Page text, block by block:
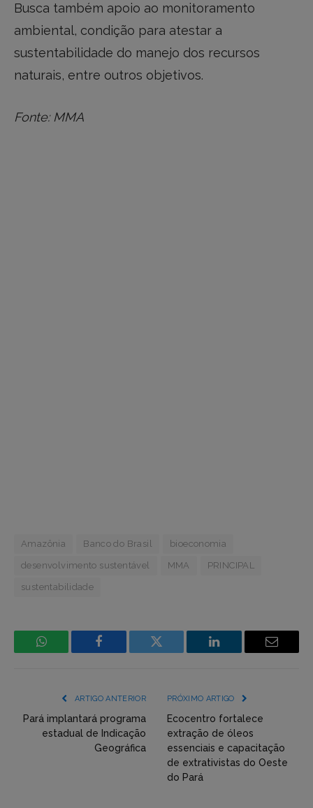
Busca também apoio ao monitoramento
ambiental, condição para atestar a
sustentabilidade do manejo dos recursos
naturais, entre outros objetivos.
Fonte: MMA
Amazônia Banco do Brasil bioeconomia
desenvolvimento sustentável MMA PRINCIPAL
sustentabilidade
WhatsApp Facebook
Incorpore
(YouTube,
Twitter,
etc)
LinkedIn Email
ARTIGO ANTERIOR
Pará implantará programa
estadual de Indicação
Geográfica
PRÓXIMO ARTIGO
Ecocentro fortalece
extração de óleos
essenciais e capacitação
de extrativistas do Oeste
do Pará